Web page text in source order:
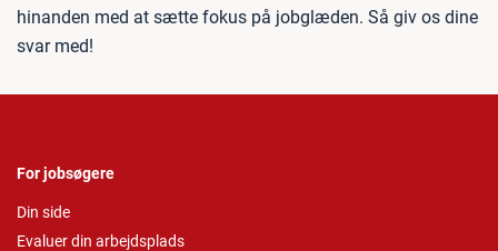
hinanden med at sætte fokus på jobglæden. Så giv os dine
svar med!
For jobsøgere
Din side
Evaluer din arbejdsplads